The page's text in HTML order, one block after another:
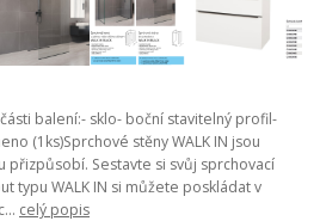
balení:- sklo- boční stavitelný profil-
(1ks)Sprchové stěny WALK IN jsou
přizpůsobí. Sestavte si svůj sprchovací
typu WALK IN si můžete poskládat v
celý popis